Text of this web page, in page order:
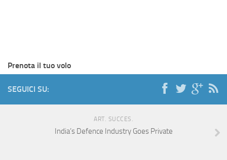
Prenota il tuo volo
SEGUICI SU:
ART. SUCCES.
India’s Defence Industry Goes Private